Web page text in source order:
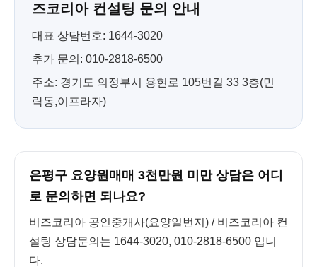
즈코리아 컨설팅 문의 안내
대표 상담번호: 1644-3020
추가 문의: 010-2818-6500
주소: 경기도 의정부시 용현로 105번길 33 3층(민
락동,이프라자)
은평구 요양원매매 3천만원 미만 상담은 어디
로 문의하면 되나요?
비즈코리아 공인중개사(요양일번지) / 비즈코리아 컨
설팅 상담문의는 1644-3020, 010-2818-6500 입니
다.